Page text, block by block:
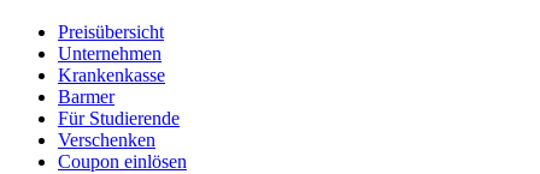
Preisübersicht
Unternehmen
Krankenkasse
Barmer
Für Studierende
Ver­schen­ken
Coupon einlösen